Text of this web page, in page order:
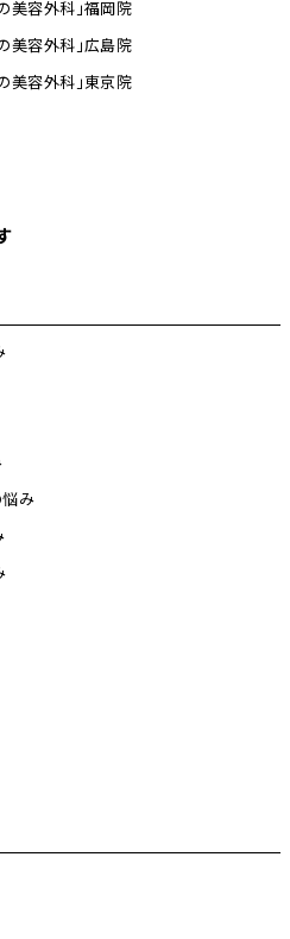
美容外科」福岡院
美容外科」広島院
美容外科」東京院
み